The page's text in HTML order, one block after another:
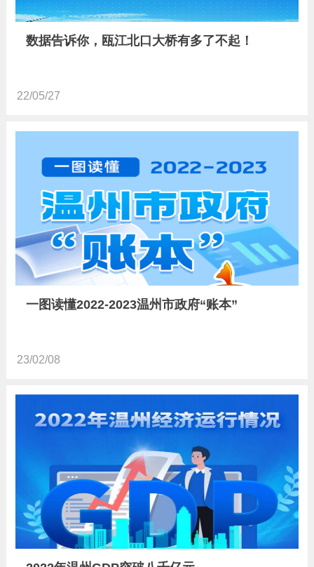
数据告诉你，瓯江北口大桥有多了不起！
22/05/27
一图读懂2022-2023温州市政府“账本”
23/02/08